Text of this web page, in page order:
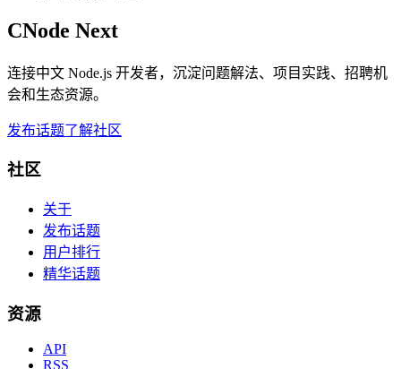
CNode Next
连接中文 Node.js 开发者，沉淀问题解法、项目实践、招聘机
会和生态资源。
发布话题了解社区
社区
关于
发布话题
用户排行
精华话题
资源
API
RSS